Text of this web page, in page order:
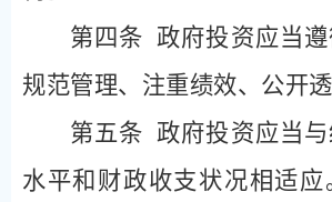
第四条 政府投资应当遵
规范管理、注重绩效、公开透
第五条 政府投资应当
水平和财政收支状况相适应